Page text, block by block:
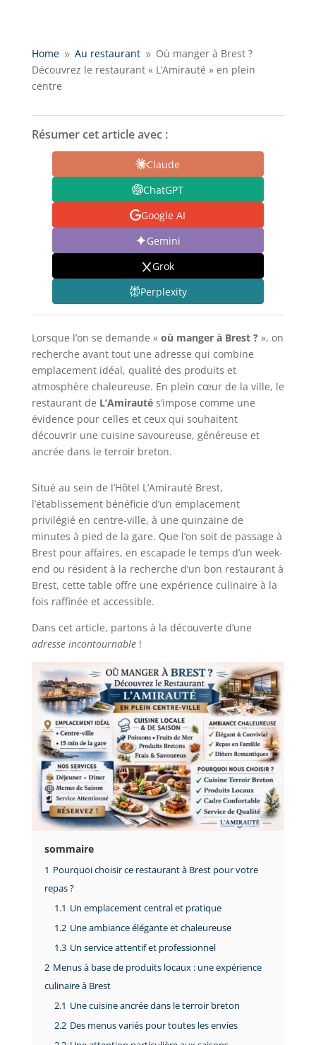
Home 9 Au restaurant 9 Où manger à Brest ?
Découvrez le restaurant « L’Amirauté » en plein
centre
Résumer cet article avec :
Claude
ChatGPT
Google AI
Gemini
Grok
Perplexity
Lorsque l’on se demande « où manger à Brest ?», on
recherche avant tout une adresse qui combine
emplacement idéal, qualité des produits et
atmosphère chaleureuse. En plein cœur de la ville, le
restaurant de L’Amirautés’impose comme une
évidence pour celles et ceux qui souhaitent
découvrir une cuisine savoureuse, généreuse et
ancrée dans le terroir breton.
Situé au sein de l’Hôtel L’Amirauté Brest,
l’établissement bénéficie d’un emplacement
privilégié en centre-ville, à une quinzaine de
minutes à pied de la gare. Que l’on soit de passage à
Brest pour affaires, en escapade le temps d’un week-
end ou résident à la recherche d’un bon restaurant à
Brest, cette table offre une expérience culinaire à la
fois raffinée et accessible.
Dans cet article, partons à la découverte d’une
adresse incontournable!
sommaire
1 Pourquoi choisir ce restaurant à Brest pour votre
repas ?
1.1 Un emplacement central et pratique
1.2 Une ambiance élégante et chaleureuse
1.3 Un service attentif et professionnel
2 Menus à base de produits locaux : une expérience
culinaire à Brest
2.1 Une cuisine ancrée dans le terroir breton
2.2 Des menus variés pour toutes les envies